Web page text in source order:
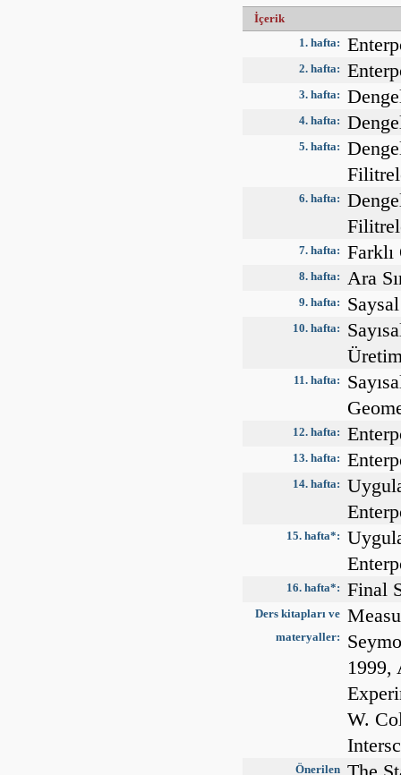
İçerik
1. hafta:
2. hafta:
3. hafta:
4. hafta:
5. hafta:
6. hafta:
7. hafta:
8. hafta: Ara
9. hafta:
10. hafta:
11. hafta:
12. hafta:
13. hafta:
14. hafta:
15. hafta*:
16. hafta*: Final
Ders kitapları ve
materyaller:
1999,
W.
Önerilen